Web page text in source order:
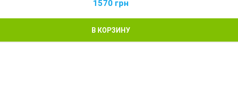
1570 грн
В КОРЗИНУ